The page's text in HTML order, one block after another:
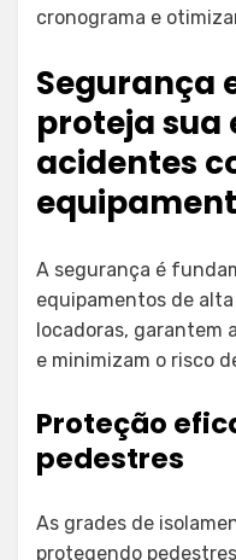
cronograma e
Segurança
proteja sua
acidentes
A segurança é
equipamentos de
locadoras, garantem
e minimizam o risco
Proteção
pedestres
As grades de
protegendo